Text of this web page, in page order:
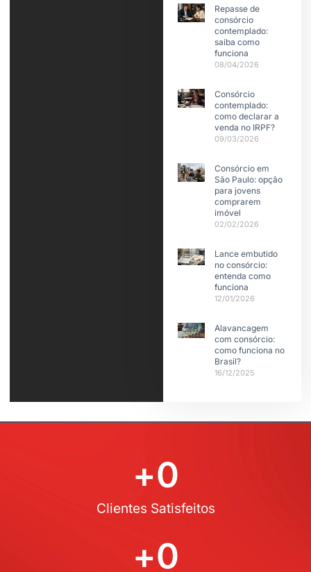
Repasse de
consórcio
contemplado:
saiba como
funciona
08/04/2026
Consórcio
contemplado:
como declarar a
venda no IRPF?
09/03/2026
Consórcio em
São Paulo: opção
para jovens
comprarem
imóvel
02/02/2026
Lance embutido
no consórcio:
entenda como
funciona
12/01/2026
Alavancagem
com consórcio:
como funciona no
Brasil?
16/12/2025
Clientes Satisfeitos
+0
+0